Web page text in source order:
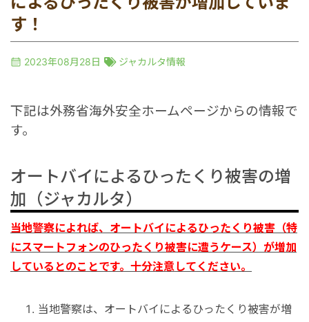
す！
2023年08月28日 ジャカルタ情報
下記は外務省海外安全ホームページからの情報で
す。
オートバイによるひったくり被害の増
加（ジャカルタ）
当地警察によれば、オートバイによるひったくり被害（特
にスマートフォンのひったくり被害に遭うケース）が増加
しているとのことです。十分注意してください。
当地警察は、オートバイによるひったくり被害が増
VIPアシスト
送迎
ターンシップ
遺産
ナム
ーシア
ガポール 動物園
ギリ島